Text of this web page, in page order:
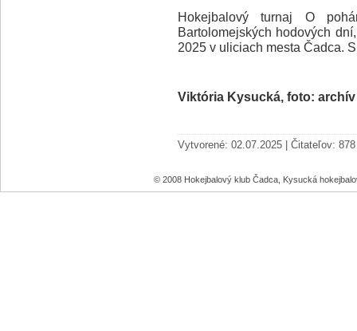
Hokejbalový turnaj O
Bartolomejských hodových
2025 v uliciach mesta Čadca.
Viktória Kysucká, foto:
Vytvorené: 02.07.2025 | Čitateľov: 878
© 2008 Hokejbalový klub Čadca, Kysucká